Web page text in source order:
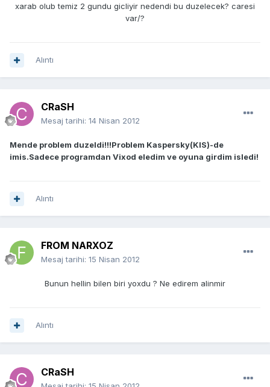
xarab olub temiz 2 gundu gicliyir nedendi bu duzelecek? caresi
var/?
Alıntı
CRaSH
Mesaj tarihi: 14 Nisan 2012
Mende problem duzeldi!!!Problem Kaspersky(KIS)-de
imis.Sadece programdan Vixod eledim ve oyuna girdim isledi!
Alıntı
FROM NARXOZ
Mesaj tarihi: 15 Nisan 2012
Bunun hellin bilen biri yoxdu ? Ne edirem alinmir
Alıntı
CRaSH